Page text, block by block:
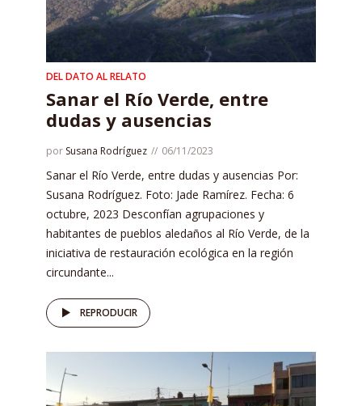
DEL DATO AL RELATO
Sanar el Río Verde, entre
dudas y ausencias
por Susana Rodríguez 06/11/2023
Sanar el Río Verde, entre dudas y ausencias Por:
Susana Rodríguez. Foto: Jade Ramírez. Fecha: 6
octubre, 2023 Desconfían agrupaciones y
habitantes de pueblos aledaños al Río Verde, de la
iniciativa de restauración ecológica en la región
circundante...
REPRODUCIR